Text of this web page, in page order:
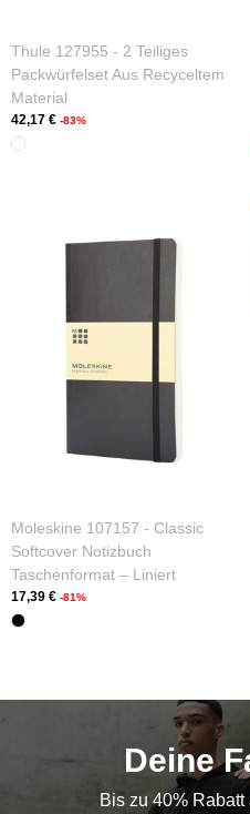
Thule 127955 - 2 Teiliges
Packwürfelset Aus Recyceltem
Material
42,17 € -83%
Moleskine 107157 - Classic
Softcover Notizbuch
Taschenformat – Liniert
17,39 € -81%
Deine
Bis zu 40%